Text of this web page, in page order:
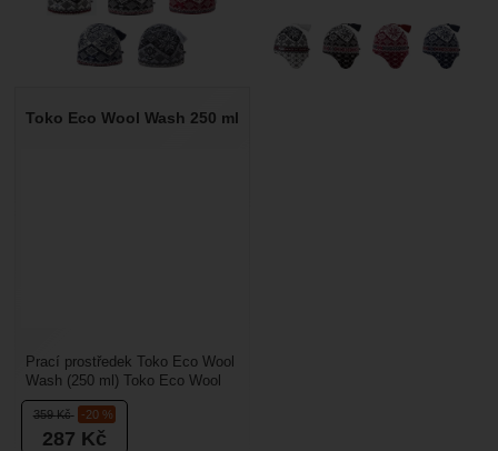
Toko Eco Wool Wash 250 ml
359Kč -20 %
287 Kč
Prací prostředek Toko Eco Wool
Wash (250 ml) Toko Eco Wool
Wash je ekologický tekutý prací
prostředek...